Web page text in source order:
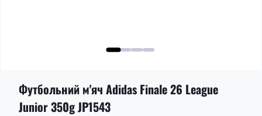
Футбольний м'яч Adidas Finale 26 League
Junior 350g JP1543